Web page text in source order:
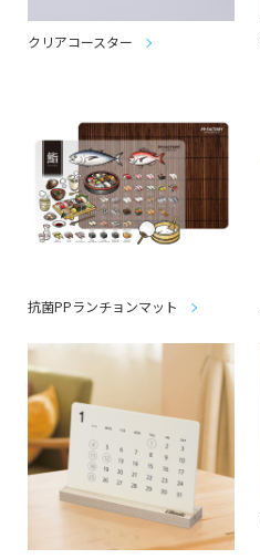
クリアコースター
抗菌PPランチョンマット